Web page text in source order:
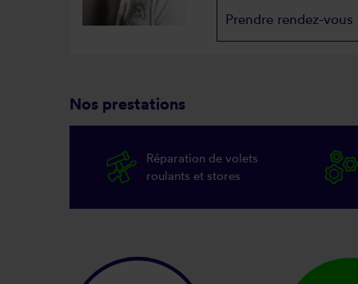
Prendre rendez-vous
Nos prestations
Réparation de volets
roulants et stores